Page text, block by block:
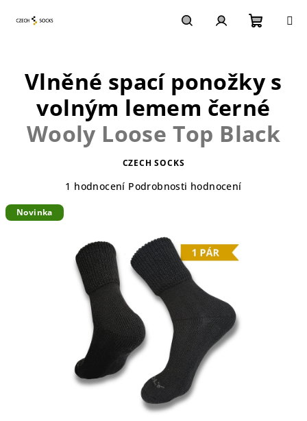
košík
Vlněné spací ponožky s
volným lemem černé
Wooly Loose Top Black
CZECH SOCKS
Průměrné
hvězdiček.
1 hodnocení Podrobnosti hodnocení
Novinka